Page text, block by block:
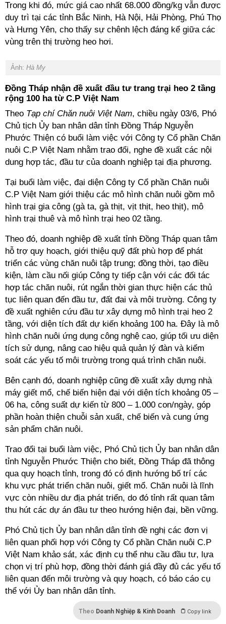
Trong khi đó, mức giá cao nhất 68.000 đồng/kg vẫn được
duy trì tại các tỉnh Bắc Ninh, Hà Nội, Hải Phòng, Phú Thọ
và Hưng Yên, cho thấy sự chênh lệch đáng kể giữa các
vùng trên thị trường heo hơi.
Ảnh: Hà My
Đồng Tháp nhận đề xuất đầu tư trang trại heo 2 tầng
rộng 100 ha từ C.P Việt Nam
Theo Tạp chí Chăn nuôi Việt Nam, chiều ngày 03/6, Phó
Chủ tịch Ủy ban nhân dân tỉnh Đồng Tháp Nguyễn
Phước Thiện có buổi làm việc với Công ty Cổ phần Chăn
nuôi C.P Việt Nam nhằm trao đổi, nghe đề xuất các nội
dung hợp tác, đầu tư của doanh nghiệp tại địa phương.
Tại buổi làm việc, đại diện Công ty Cổ phần Chăn nuôi
C.P Việt Nam giới thiệu các mô hình chăn nuôi gồm mô
hình trại gia công (gà ta, gà thịt, vịt thịt, heo thịt), mô
hình trại thuê và mô hình trại heo 02 tầng.
Theo đó, doanh nghiệp đề xuất tỉnh Đồng Tháp quan tâm
hỗ trợ quy hoạch, giới thiệu quỹ đất phù hợp để phát
triển các vùng chăn nuôi tập trung; đồng thời, tạo điều
kiện, làm cầu nối giúp Công ty tiếp cận với các đối tác
hợp tác chăn nuôi, rút ngắn thời gian thực hiện các thủ
tục liên quan đến đầu tư, đất đai và môi trường. Công ty
đề xuất nghiên cứu đầu tư xây dựng mô hình trại heo 2
tầng, với diện tích đất dự kiến khoảng 100 ha. Đây là mô
hình chăn nuôi ứng dụng công nghệ cao, giúp tối ưu diện
tích sử dụng, nâng cao hiệu quả quản lý đàn và kiểm
soát các yếu tố môi trường trong quá trình chăn nuôi.
Bên cạnh đó, doanh nghiệp cũng đề xuất xây dựng nhà
máy giết mổ, chế biến hiện đại với diện tích khoảng 05 –
06 ha, công suất dự kiến từ 800 – 1.000 con/ngày, góp
phần hoàn thiện chuỗi sản xuất, chế biến và cung ứng
sản phẩm chăn nuôi.
Trao đổi tại buổi làm việc, Phó Chủ tịch Ủy ban nhân dân
tỉnh Nguyễn Phước Thiện cho biết, Đồng Tháp đã thông
qua quy hoạch tỉnh, trong đó có định hướng bố trí các
khu vực phát triển chăn nuôi, giết mổ. Chăn nuôi là lĩnh
vực còn nhiều dư địa phát triển, do đó tỉnh rất quan tâm
thu hút các dự án đầu tư theo hướng hiện đại, bền vững.
Phó Chủ tịch Ủy ban nhân dân tỉnh đề nghị các đơn vị
liên quan phối hợp với Công ty Cổ phần Chăn nuôi C.P
Việt Nam khảo sát, xác định cụ thể nhu cầu đầu tư, lựa
chọn vị trí phù hợp, đồng thời đánh giá đầy đủ các yếu tố
liên quan đến môi trường và quy hoạch, có báo cáo cụ
thể với Ủy ban nhân dân tỉnh.
Theo Doanh Nghiệp & Kinh Doanh Copy link